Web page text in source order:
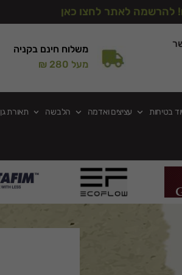
להרשמה לאתר לחצו כאן
משלוח חינם בקניה
מעל 280 ₪
בטיחות עציצים ואדמה הלבשה תאורת גן